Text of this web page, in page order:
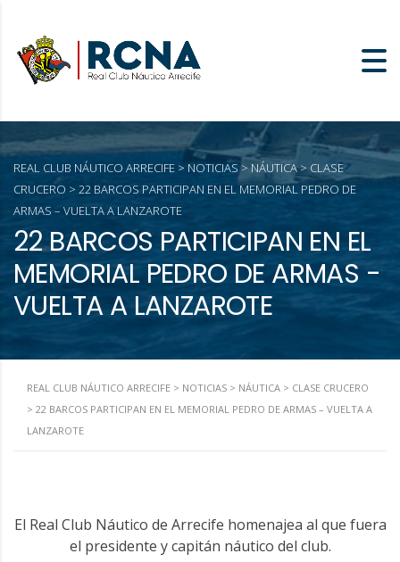
22 BARCOS PARTICIPAN EN EL
MEMORIAL PEDRO DE ARMAS -
VUELTA A LANZAROTE
REAL CLUB NÁUTICO ARRECIFE > NOTICIAS> NÁUTICA> CLASE
CRUCERO > 22 BARCOS PARTICIPAN EN EL MEMORIAL PEDRO DE
ARMAS – VUELTA A LANZAROTE
REAL CLUB NÁUTICO ARRECIFE > NOTICIAS > NÁUTICA > CLASE CRUCERO
> 22 BARCOS PARTICIPAN EN EL MEMORIAL PEDRO DE ARMAS – VUELTA A
LANZAROTE
El Real Club Náutico de Arrecife homenajea al que fuera
el presidente y capitán náutico del club.